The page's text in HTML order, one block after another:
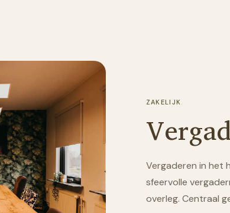
ZAKELIJK
Vergaderen in het
sfeervolle
overleg. Centraal